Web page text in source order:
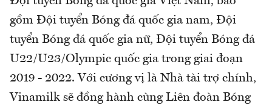
gồm Đội tuyển Bóng đá quốc gia nam, Đội
tuyển Bóng đá quốc gia nữ, Đội tuyển Bóng đá
U22/U23/Olympic quốc gia trong giai đoạn
2019 - 2022. Với cương vị là Nhà tài trợ chính,
Vinamilk sẽ đồng hành cùng Liên đoàn Bóng